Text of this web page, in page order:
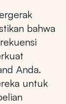
bahwa
Anda.
untuk